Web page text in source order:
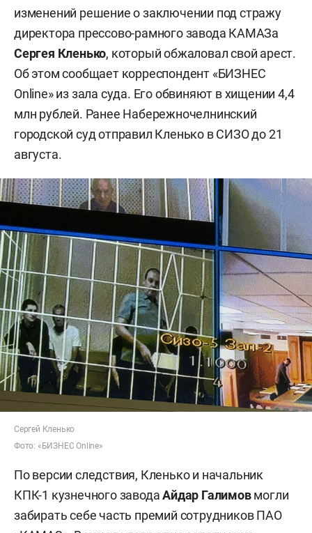
изменений решение о заключении под стражу
директора прессово-рамного завода КАМАЗа
Сергея Кленько, который обжаловал свой арест.
Об этом сообщает корреспондент «БИЗНЕС
Online» из зала суда. Его обвиняют в хищении 4,4
млн рублей. Ранее Набережночелнинский
городской суд отправил Кленько в СИЗО до 21
августа.
Сергей Кленько
Фото: «БИЗНЕС Online»
По версии следствия, Кленько и начальник
КПК-1 кузнечного заводаАйдар Галимовмогли
забирать себе часть премий сотрудников ПАО